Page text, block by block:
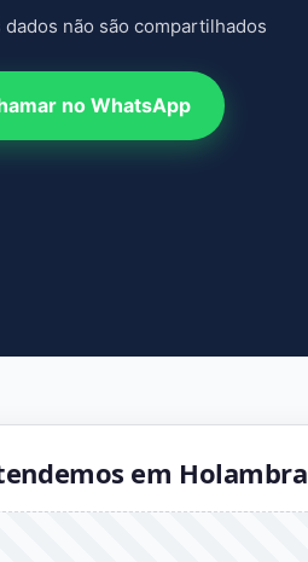
dados não são compartilhados
no WhatsApp
em Holambra